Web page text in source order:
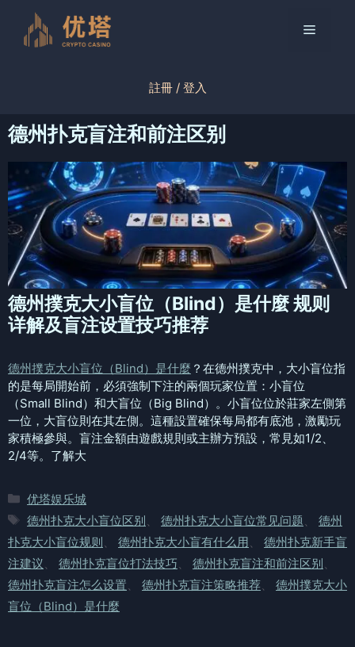
菜
註冊 / 登入
德州扑克盲注和前注区别
德州撲克大小盲位（Blind）是什麼 规则
详解及盲注设置技巧推荐
德州撲克大小盲位（Blind）是什麼 ？在德州撲克中，大小盲位指
的是每局開始前，必須強制下注的兩個玩家位置：小盲位
（Small Blind）和大盲位（Big Blind）。小盲位位於莊家左側第
一位，大盲位則在其左側。這種設置確保每局都有底池，激勵玩
家積極參與。盲注金額由遊戲規則或主辦方預設，常見如1/2、
2/4等。了解大
分
类
优塔娱乐城
标
签
德州扑克大小盲位区别 德州扑克大小盲位常见问题
德州
扑克大小盲位规则
德州扑克大小盲有什么用
德州扑克新手盲
注建议
德州扑克盲位打法技巧 德州扑克盲注和前注区别
德州扑克盲注怎么设置
德州扑克盲注策略推荐
德州撲克大小
盲位（Blind）是什麼